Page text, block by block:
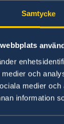
Samtycke
webbplats
och
medier
information